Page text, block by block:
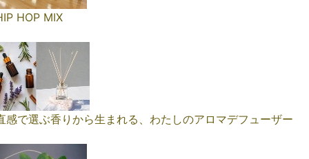
HOP MIX
感で選ぶ香りから生まれる、わたしのアロマデフューザー